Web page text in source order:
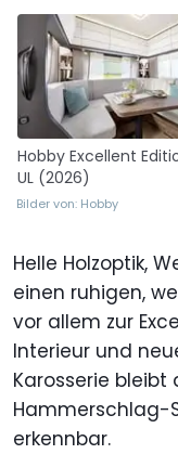
Hobby Excellent
UL (2026)
Bilder von: Hobby
Helle Holzoptik,
einen ruhigen,
vor allem zur
Interieur und
Karosserie
Hammerschlag-
erkennbar.